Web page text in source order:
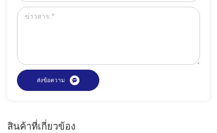
สินค้าที่เกี่ยวข้อง